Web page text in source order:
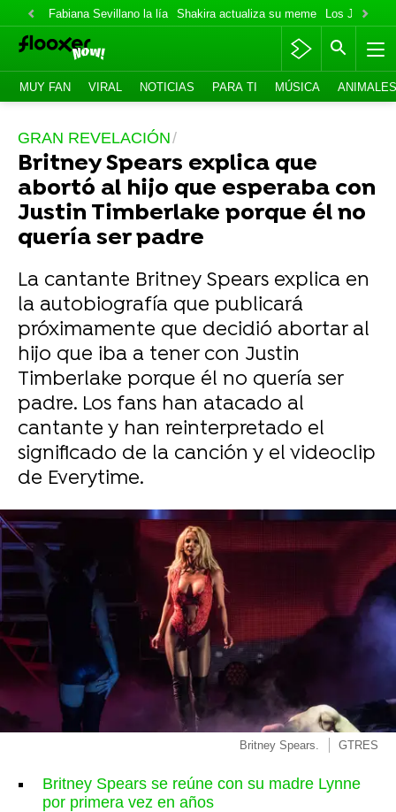
Fabiana Sevillano la lía Shakira actualiza su meme Los Jonas
MUY FAN VIRAL NOTICIAS PARA TI MÚSICA ANIMALES
GRAN REVELACIÓN
Britney Spears explica que
abortó al hijo que esperaba con
Justin Timberlake porque él no
quería ser padre
La cantante Britney Spears explica en
la autobiografía que publicará
próximamente que decidió abortar al
hijo que iba a tener con Justin
Timberlake porque él no quería ser
padre. Los fans han atacado al
cantante y han reinterpretado el
significado de la canción y el videoclip
de Everytime.
Britney Spears. GTRES
Britney Spears se reúne con su madre Lynne
por primera vez en años